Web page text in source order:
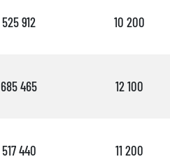
525 912 10 200
685 465 12 100
517 440 11 200